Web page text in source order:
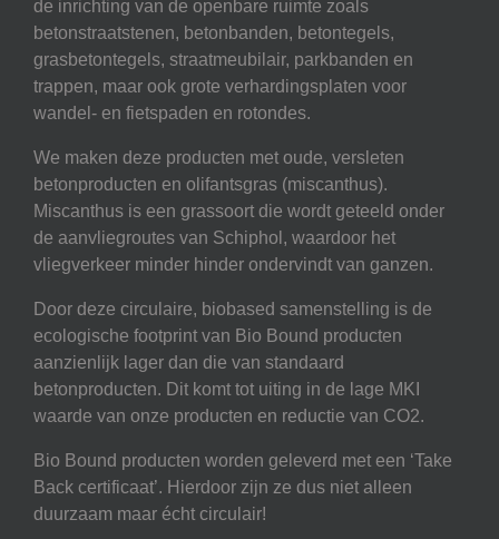
de inrichting van de openbare ruimte zoals
betonstraatstenen, betonbanden, betontegels,
grasbetontegels, straatmeubilair, parkbanden en
trappen, maar ook grote verhardingsplaten voor
wandel- en fietspaden en rotondes.
We maken deze producten met oude, versleten
betonproducten en olifantsgras (miscanthus).
Miscanthus is een grassoort die wordt geteeld onder
de aanvliegroutes van Schiphol, waardoor het
vliegverkeer minder hinder ondervindt van ganzen.
Door deze circulaire, biobased samenstelling is de
ecologische footprint van Bio Bound producten
aanzienlijk lager dan die van standaard
betonproducten. Dit komt tot uiting in de lage MKI
waarde van onze producten en reductie van CO2.
Bio Bound producten worden geleverd met een ‘Take
Back certificaat’. Hierdoor zijn ze dus niet alleen
duurzaam maar écht circulair!